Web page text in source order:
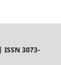
3073-